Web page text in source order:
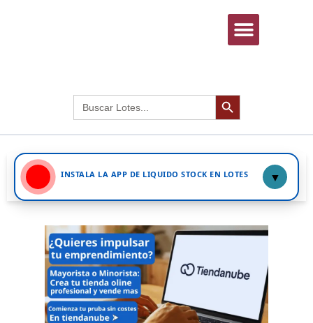
Buscar: Botón de
INSTALA LA APP DE LIQUIDO STOCK EN LOTES ▼